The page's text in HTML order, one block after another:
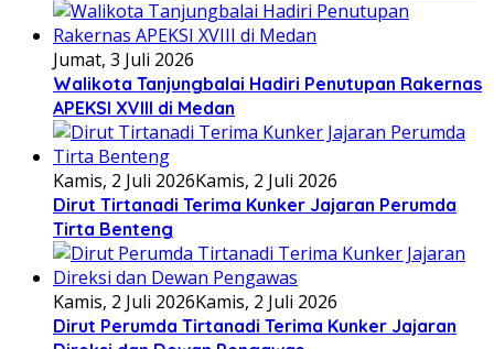
Jumat, 3 Juli 2026
Walikota Tanjungbalai Hadiri Penutupan Rakernas
APEKSI XVIII di Medan
Kamis, 2 Juli 2026Kamis, 2 Juli 2026
Dirut Tirtanadi Terima Kunker Jajaran Perumda
Tirta Benteng
Kamis, 2 Juli 2026Kamis, 2 Juli 2026
Dirut Perumda Tirtanadi Terima Kunker Jajaran